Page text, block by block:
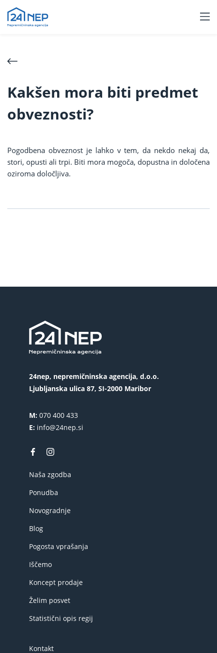
Kakšen mora biti predmet
obveznosti?
Pogodbena obveznost je lahko v tem, da nekdo nekaj da,
stori, opusti ali trpi. Biti mora mogoča, dopustna in določena
oziroma določljiva.
24nep, nepremičninska agencija, d.o.o.
Ljubljanska ulica 87, SI-2000 Maribor
M: 070 400 433
E: info@24nep.si
Naša zgodba
Ponudba
Novogradnje
Blog
Pogosta vprašanja
Iščemo
Koncept prodaje
Želim posvet
Statistični opis regij
Kontakt